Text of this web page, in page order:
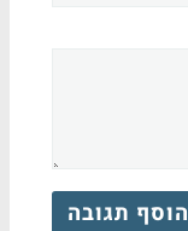
הוסף תגובה